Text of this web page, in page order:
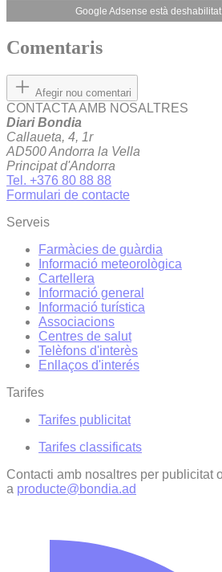
Google Adsense està deshabilitat.
Comentaris
Afegir nou comentari
CONTACTA AMB NOSALTRES
Diari Bondia
Callaueta, 4, 1r
AD500 Andorra la Vella
Principat d'Andorra
Tel. +376 80 88 88
Formulari de contacte
Serveis
Farmàcies de guàrdia
Informació meteorològica
Cartellera
Informació general
Informació turística
Associacions
Centres de salut
Telèfons d'interès
Enllaços d'interés
Tarifes
Tarifes publicitat
Tarifes classificats
Contacti amb nosaltres per publicitat
a producte@bondia.ad